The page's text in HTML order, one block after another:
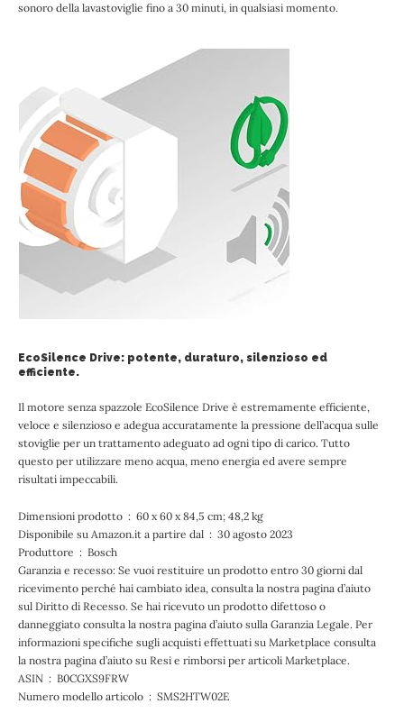
sonoro della lavastoviglie fino a 30 minuti, in qualsiasi momento.
EcoSilence Drive: potente, duraturo, silenzioso ed
efficiente.
Il motore senza spazzole EcoSilence Drive è estremamente efficiente,
veloce e silenzioso e adegua accuratamente la pressione dell’acqua sulle
stoviglie per un trattamento adeguato ad ogni tipo di carico. Tutto
questo per utilizzare meno acqua, meno energia ed avere sempre
risultati impeccabili.
Dimensioni prodotto ‏ : ‎ 60 x 60 x 84,5 cm; 48,2 kg
Disponibile su Amazon.it a partire dal ‏ : ‎ 30 agosto 2023
Produttore ‏ : ‎ Bosch
Garanzia e recesso: Se vuoi restituire un prodotto entro 30 giorni dal
ricevimento perché hai cambiato idea, consulta la nostra pagina d’aiuto
sul Diritto di Recesso. Se hai ricevuto un prodotto difettoso o
danneggiato consulta la nostra pagina d’aiuto sulla Garanzia Legale. Per
informazioni specifiche sugli acquisti effettuati su Marketplace consulta
la nostra pagina d’aiuto su Resi e rimborsi per articoli Marketplace.
ASIN ‏ : ‎ B0CGXS9FRW
Numero modello articolo ‏ : ‎ SMS2HTW02E